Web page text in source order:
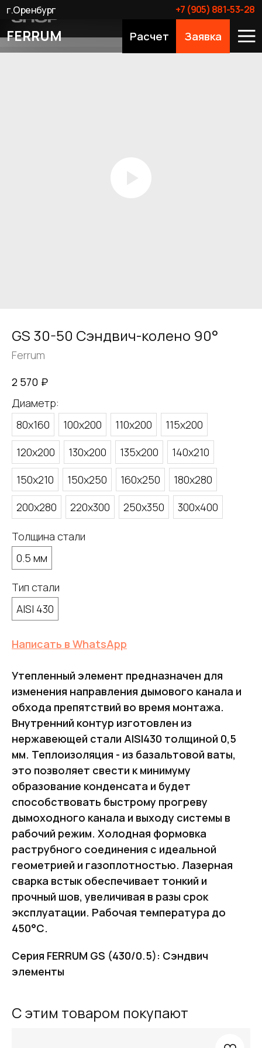
FERRUM Расчет Заявка
+7 (905) 881-53-28
г.Оренбург
GS 30-50 Сэндвич-колено 90°
Ferrum
2 570 ₽
Диаметр:
80х160
100х200 110х200
115х200
120х200
130х200 135х200
140х210
150х210
150х250 160х250
180х280
200х280
220х300 250х350 300х400
Толщина стали
0.5 мм
Тип стали
AISI 430
Написать в WhatsApp
Утепленный элемент предназначен для
изменения направления дымового канала и
обхода препятствий во время монтажа.
Внутренний контур изготовлен из
нержавеющей стали AISI430 толщиной 0,5
мм. Теплоизоляция - из базальтовой ваты,
это позволяет свести к минимуму
образование конденсата и будет
способствовать быстрому прогреву
дымоходного канала и выходу системы в
рабочий режим. Холодная формовка
раструбного соединения с идеальной
геометрией и газоплотностью. Лазерная
сварка встык обеспечивает тонкий и
прочный шов, увеличивая в разы срок
эксплуатации. Рабочая температура до
450°С.
Серия FERRUM GS (430/0.5): Сэндвич
элементы
С этим товаром покупают